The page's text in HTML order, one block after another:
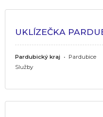
UKLÍZEČKA
Pardubický kraj • Pardubice
Služby